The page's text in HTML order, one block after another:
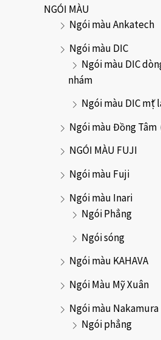
NGÓI MÀU
Ngói màu Ankatech
Ngói màu DIC
Ngói màu DIC
nhám
Ngói màu DIC mặt
Ngói màu Đồng Tâm
NGÓI MÀU FUJI
Ngói màu Fuji
Ngói màu Inari
Ngói Phẳng
Ngói sóng
Ngói màu KAHAVA
Ngói Màu Mỹ Xuân
Ngói màu Nakamura
Ngói phẳng